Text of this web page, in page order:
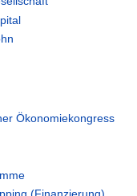
Ökonomiekongress